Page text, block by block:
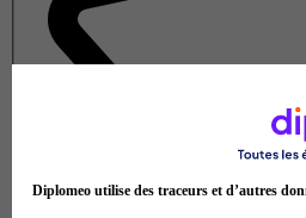
Diplomeo utilise des traceurs et d’autres